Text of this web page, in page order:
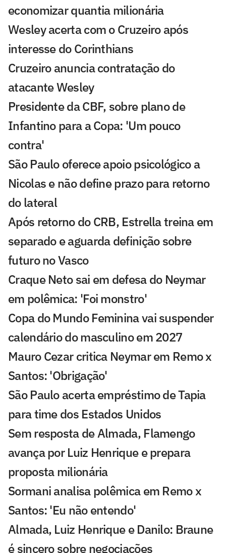
economizar quantia milionária
Wesley acerta com o Cruzeiro após
interesse do Corinthians
Cruzeiro anuncia contratação do
atacante Wesley
Presidente da CBF, sobre plano de
Infantino para a Copa: 'Um pouco
contra'
São Paulo oferece apoio psicológico a
Nicolas e não define prazo para retorno
do lateral
Após retorno do CRB, Estrella treina em
separado e aguarda definição sobre
futuro no Vasco
Craque Neto sai em defesa do Neymar
em polêmica: 'Foi monstro'
Copa do Mundo Feminina vai suspender
calendário do masculino em 2027
Mauro Cezar critica Neymar em Remo x
Santos: 'Obrigação'
São Paulo acerta empréstimo de Tapia
para time dos Estados Unidos
Sem resposta de Almada, Flamengo
avança por Luiz Henrique e prepara
proposta milionária
Sormani analisa polêmica em Remo x
Santos: 'Eu não entendo'
Almada, Luiz Henrique e Danilo: Braune
é sincero sobre negociações